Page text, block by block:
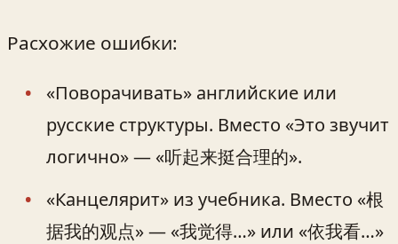
Расхожие ошибки:
«Поворачивать» английские или
русские структуры. Вместо «Это звучит
логично» — «听起来挺合理的».
«Канцелярит» из учебника. Вместо «根
据我的观点» — «我觉得…» или «依我看…»